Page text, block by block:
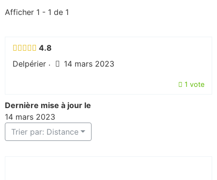
Afficher 1 - 1 de 1
4.8
Delpérier · 14 mars 2023
1 vote
Dernière mise à jour le
14 mars 2023
Trier par: Distance